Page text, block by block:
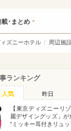
･まとめ
ズニーホテル 周辺施設
ランキング
人気 昨日
【東京ディズニーリ
麗デザイングッズ」が
“ミッキー耳付きリュ